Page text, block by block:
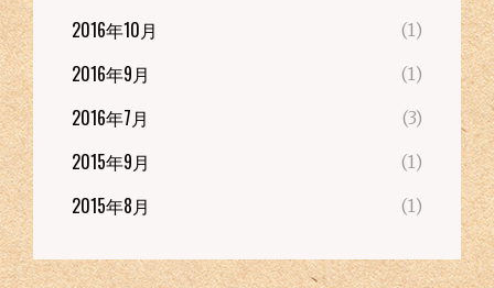
2016年10月 (1)
2016年9月 (1)
2016年7月 (3)
2015年9月 (1)
2015年8月 (1)